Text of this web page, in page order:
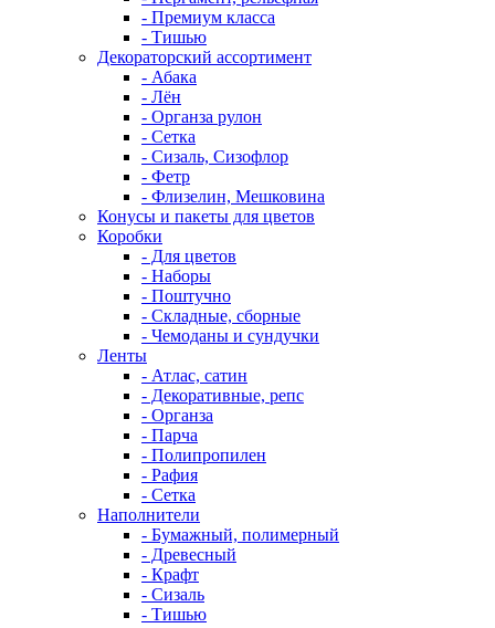
- Премиум класса
- Тишью
Декораторский ассортимент
- Абака
- Лён
- Органза рулон
- Сетка
- Сизаль, Сизофлор
- Фетр
- Флизелин, Мешковина
Конусы и пакеты для цветов
Коробки
- Для цветов
- Наборы
- Поштучно
- Складные, сборные
- Чемоданы и сундучки
Ленты
- Атлас, сатин
- Декоративные, репс
- Органза
- Парча
- Полипропилен
- Рафия
- Сетка
Наполнители
- Бумажный, полимерный
- Древесный
- Крафт
- Сизаль
- Тишью